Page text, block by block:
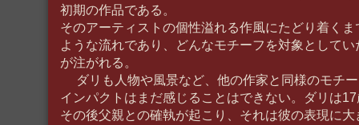
初期の作品である。
そのアーティストの個性溢れる作風にたどり着く
ような流れであり、どんなモチーフを対象として
が注がれる。
ダリも人物や風景など、他の作家と同様のモチ
インパクトはまだ感じることはできない。ダリは
その後父親との確執が起こり、それは彼の表現に